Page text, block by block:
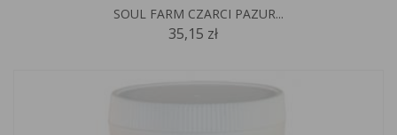
SOUL FARM CZARCI PAZUR...
35,15 zł